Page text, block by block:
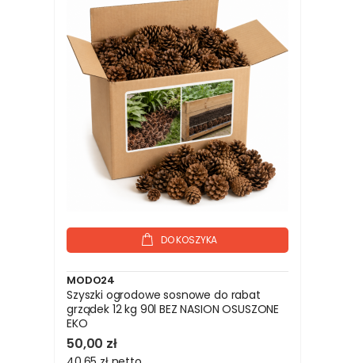
DO KOSZYKA
MODO24
Szyszki ogrodowe sosnowe do rabat
grządek 12 kg 90l BEZ NASION OSUSZONE
EKO
50,00 zł